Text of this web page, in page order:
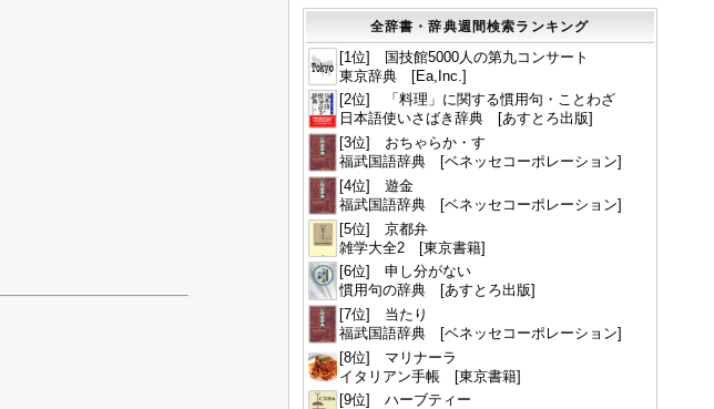
全辞書・辞典週間検索ランキング
[1位] 国技館5000人の第九コンサート
東京辞典 [Ea,Inc.]
[2位] 「料理」に関する慣用句・ことわざ
日本語使いさばき辞典 [あすとろ出版]
[3位] おちゃらか・す
福武国語辞典 [ベネッセコーポレーション]
[4位] 遊金
福武国語辞典 [ベネッセコーポレーション]
[5位] 京都弁
雑学大全2 [東京書籍]
[6位] 申し分がない
慣用句の辞典 [あすとろ出版]
[7位] 当たり
福武国語辞典 [ベネッセコーポレーション]
[8位] マリナーラ
イタリアン手帳 [東京書籍]
[9位] ハーブティー